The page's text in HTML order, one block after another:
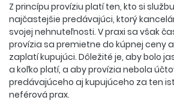
Z princípu províziu platí ten, kto si
najčastejšie predávajúci, ktorý
svojej nehnuteľnosti. V praxi sa však
provízia sa premietne do kúpnej ceny
zaplatí kupujúci. Dôležité je, aby bolo
a koľko platí, a aby provízia nebola
predávajúceho aj kupujúceho za ten
neférová prax.